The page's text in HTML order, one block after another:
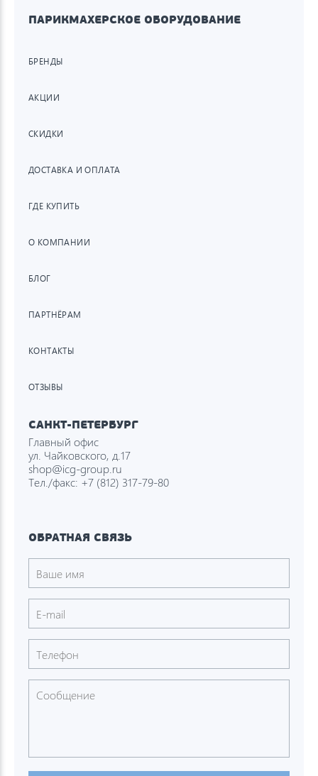
ПАРИКМАХЕРСКОЕ ОБОРУДОВАНИЕ
БРЕНДЫ
АКЦИИ
СКИДКИ
ДОСТАВКА И ОПЛАТА
ГДЕ КУПИТЬ
О КОМПАНИИ
БЛОГ
ПАРТНЁРАМ
КОНТАКТЫ
ОТЗЫВЫ
САНКТ-ПЕТЕРБУРГ
Главный офис
ул. Чайковского, д.17
shop@icg-group.ru
Тел./факс: +7 (812) 317-79-80
ОБРАТНАЯ СВЯЗЬ